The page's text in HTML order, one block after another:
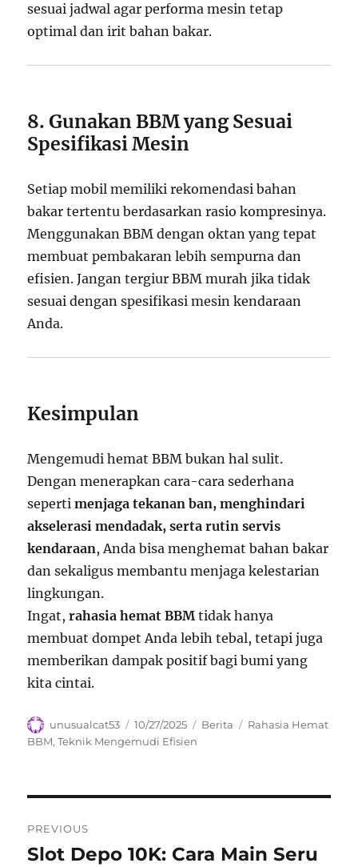
sesuai jadwal agar performa mesin tetap
optimal dan irit bahan bakar.
8. Gunakan BBM yang Sesuai
Spesifikasi Mesin
Setiap mobil memiliki rekomendasi bahan
bakar tertentu berdasarkan rasio kompresinya.
Menggunakan BBM dengan oktan yang tepat
membuat pembakaran lebih sempurna dan
efisien. Jangan tergiur BBM murah jika tidak
sesuai dengan spesifikasi mesin kendaraan
Anda.
Kesimpulan
Mengemudi hemat BBM bukan hal sulit.
Dengan menerapkan cara-cara sederhana
sepertimenjaga tekanan ban, menghindari
akselerasi mendadak, serta rutin servis
kendaraan, Anda bisa menghemat bahan bakar
dan sekaligus membantu menjaga kelestarian
lingkungan.
Ingat,rahasia hemat BBMtidak hanya
membuat dompet Anda lebih tebal, tetapi juga
memberikan dampak positif bagi bumi yang
kita cintai.
Author
unusualcat53
Posted
on
10/27/2025 Categories
Berita Tags
Rahasia Hemat
BBM,Teknik Mengemudi Efisien
pos
PREVIOUS
Previous
Slot Depo 10K: Cara Main Seru